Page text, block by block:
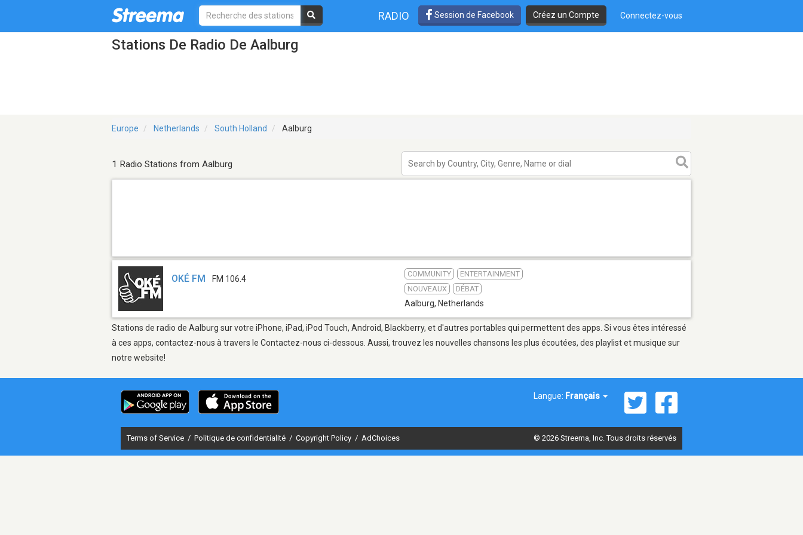
RADIO Session de Facebook Créez un Compte Connectez-vous
Stations De Radio De Aalburg
Europe Netherlands South Holland Aalburg
1 Radio Stations from Aalburg
OKÉ FM FM 106.4
COMMUNITY
ENTERTAINMENT
NOUVEAUX
DÉBAT
Aalburg, Netherlands
Stations de radio de Aalburg sur votre iPhone, iPad, iPod Touch, Android, Blackberry, et d'autres portables qui permettent des apps. Si vous êtes intéressé
à ces apps, contactez-nous à travers le Contactez-nous ci-dessous. Aussi, trouvez les nouvelles chansons les plus écoutées, des playlist et musique sur
notre website!
Langue: Français
Terms of Service / Politique de confidentialité / Copyright Policy / AdChoices © 2026 Streema, Inc. Tous droits réservés